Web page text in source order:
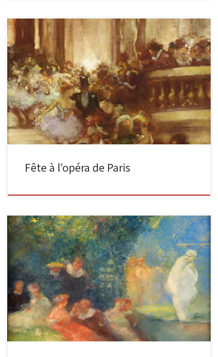
Fête à l’opéra de Paris huile sur toile, 32 x 35,5 cm, signé en bas à
droite Nous retrouvons le […]
Fête à l’opéra de Paris
Fête champêtre, Pierrot Signé par l’artiste en bas à gauche : St C.
pour Saint Cloud Aquarelle. 62 x 50 […]